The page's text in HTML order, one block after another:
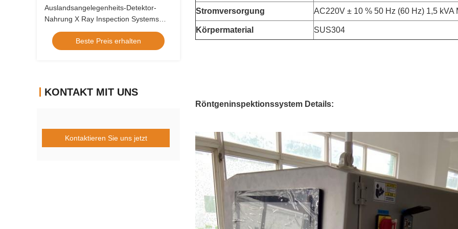
Auslandsangelegenheits-Detektor-
Nahrung X Ray Inspection Systems
Digital
Beste Preis erhalten
KONTAKT MIT UNS
Kontaktieren Sie uns jetzt
Stromversorgung AC220V ± 10 % 50 Hz (60 Hz) 1,5 kVA
Körpermaterial SUS304
Röntgeninspektionssystem Details: